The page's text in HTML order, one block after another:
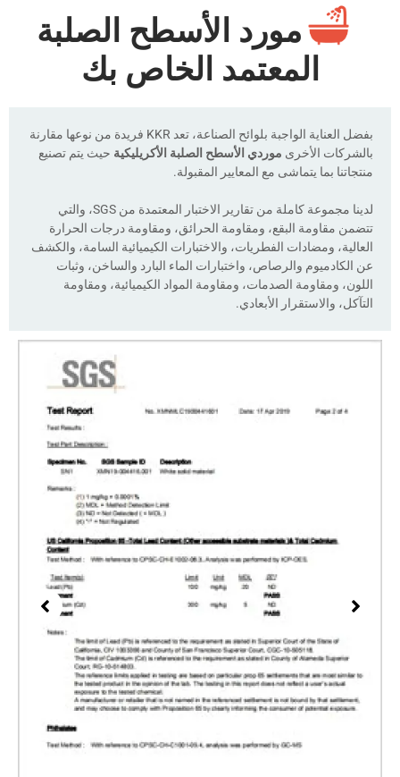
مورد الأسطح الصلبة
المعتمد الخاص بك
بفضل العناية الواجبة بلوائح الصناعة، تعد KKR فريدة من نوعها مقارنة
بالشركات الأخرىموردي الأسطح الصلبة الأكريليكيةحيث يتم تصنيع
منتجاتنا بما يتماشى مع المعايير المقبولة.
لدينا مجموعة كاملة من تقارير الاختبار المعتمدة من SGS، والتي
تتضمن مقاومة البقع، ومقاومة الحرائق، ومقاومة درجات الحرارة
العالية، ومضادات الفطريات، والاختبارات الكيميائية السامة، والكشف
عن الكادميوم والرصاص، واختبارات الماء البارد والساخن، وثبات
اللون، ومقاومة الصدمات، ومقاومة المواد الكيميائية، ومقاومة
التآكل، والاستقرار الأبعادي.